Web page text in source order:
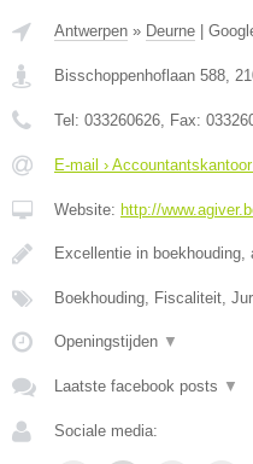
Antwerpen » Deurne
Bisschoppenhoflaan 588,
Tel: 033260626, Fax:
E-mail ›
Website: http://
Excellentie in
Boekhouding, Fiscaliteit,
Openingstijden ▼
Laatste facebook posts ▼
Sociale media: